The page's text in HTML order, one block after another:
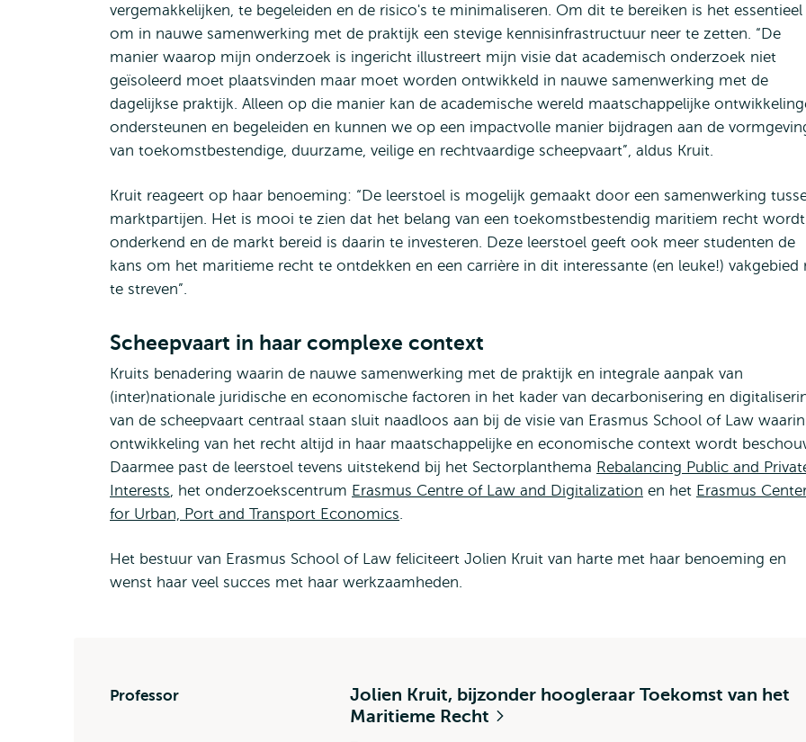
vergemakkelijken, te begeleiden en de risico's te minimaliseren. Om dit te bereiken is het essentieel
om in nauwe samenwerking met de praktijk een stevige kennisinfrastructuur neer te zetten. “De
manier waarop mijn onderzoek is ingericht illustreert mijn visie dat academisch onderzoek niet
geïsoleerd moet plaatsvinden maar moet worden ontwikkeld in nauwe samenwerking met de
dagelijkse praktijk. Alleen op die manier kan de academische wereld maatschappelijke
ondersteunen en begeleiden en kunnen we op een impactvolle manier bijdragen aan de
van toekomstbestendige, duurzame, veilige en rechtvaardige scheepvaart”, aldus Kruit.
Kruit reageert op haar benoeming: “De leerstoel is mogelijk gemaakt door een samenwerking
marktpartijen. Het is mooi te zien dat het belang van een toekomstbestendig maritiem recht wordt
onderkend en de markt bereid is daarin te investeren. Deze leerstoel geeft ook meer studenten de
kans om het maritieme recht te ontdekken en een carrière in dit interessante (en leuke!) vakgebied
te streven”.
Scheepvaart in haar complexe context
Kruits benadering waarin de nauwe samenwerking met de praktijk en integrale aanpak van
(inter)nationale juridische en economische factoren in het kader van decarbonisering en
van de scheepvaart centraal staan sluit naadloos aan bij de visie van Erasmus School of Law
ontwikkeling van het recht altijd in haar maatschappelijke en economische context wordt
Daarmee past de leerstoel tevens uitstekend bij het Sectorplanthema Rebalancing Public and
Interests, het onderzoekscentrum Erasmus Centre of Law and Digitalization en het Erasmus
for Urban, Port and Transport Economics.
Het bestuur van Erasmus School of Law feliciteert Jolien Kruit van harte met haar benoeming en
wenst haar veel succes met haar werkzaamheden.
Professor
Jolien Kruit, bijzonder hoogleraar Toekomst van het
Maritieme Recht